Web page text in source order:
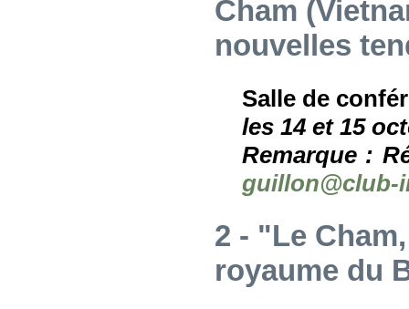
Cham
nouvelles
Salle de
les 14 et 15
Remarque :
guillon@club-
2 - "Le
royaume du